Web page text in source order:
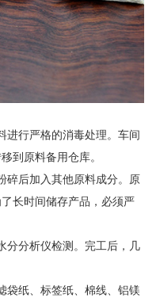
进行严格的消毒处理。车间
到原料备用仓库。
碎后加入其他原料成分。原
长时间储存产品，必须严
分分析仪检测。完工后，几
袋纸、标签纸、棉线、铝镁